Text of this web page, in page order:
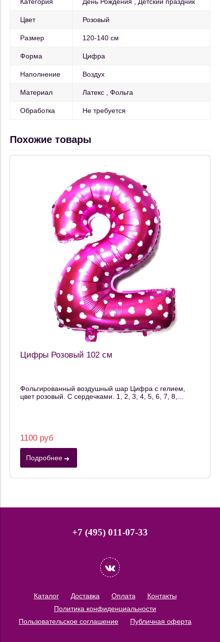
Цвет Розовый
Размер 120-140 см
Форма Цифра
Наполнение Воздух
Материал Латекс Фольга
Обработка Не требуется
Похожие товары
Цифры Розовый 102 см
Фольгированный воздушный шар Цифра с гелием,
цвет розовый. С сердечками. 1, 2, 3, 4, 5, 6, 7, 8,...
1100 руб
Подробнее
+7 (495) 011-07-33
Каталог Доставка Оплата
Контакты
Политика конфиденциальности
Пользовательское соглашение
Публичная оферта